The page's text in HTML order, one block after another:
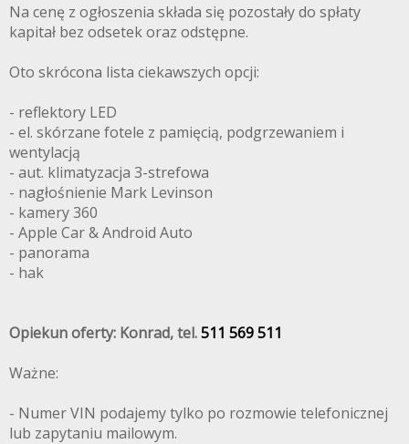
Na cenę z ogłoszenia składa się pozostały do spłaty
kapitał bez odsetek oraz odstępne.
Oto skrócona lista ciekawszych opcji:
- reflektory LED
- el. skórzane fotele z pamięcią, podgrzewaniem i
wentylacją
- aut. klimatyzacja 3-strefowa
- nagłośnienie Mark Levinson
- kamery 360
- Apple Car & Android Auto
- panorama
- hak
Opiekun oferty: Konrad, tel.511 569 511
Ważne:
- Numer VIN podajemy tylko po rozmowie telefonicznej
lub zapytaniu mailowym.